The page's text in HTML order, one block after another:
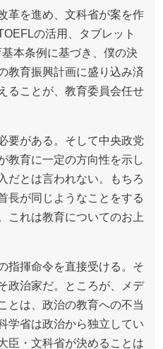
革を進め、文科省が案を作
の活用、タブレット
本条例に基づき、僕の決
教育振興計画に盛り込み済
ることが、教育委員会任せ
要がある。そして中央政党
教育に一定の方向性を示し
だとは言われない。もちろ
長が同じようなことをする
これは教育についてのお上
指揮命令を直接受ける。そ
政治家だ。ところが、メデ
とは、政治の教育への不当
学省は政治から独立してい
臣・文科省が決めることは